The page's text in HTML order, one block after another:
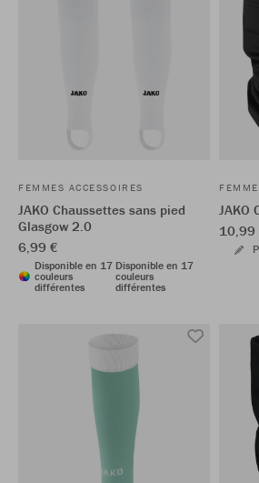
FEMMES ACCESSOIRES
JAKO Chaussettes sans pied
Glasgow 2.0
6,99 €
Disponible en 17
couleurs
différentes
Disponible en 17
couleurs
différentes
JAKO
10,99